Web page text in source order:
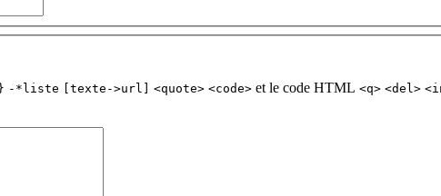
-*liste [texte->url] <quote> <code> et le code HTML <q> <del>